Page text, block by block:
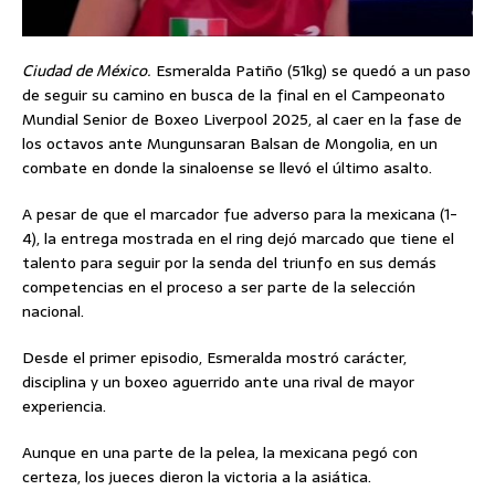
Ciudad de México. Esmeralda Patiño (51kg) se quedó a un paso
de seguir su camino en busca de la final en el Campeonato
Mundial Senior de Boxeo Liverpool 2025, al caer en la fase de
los octavos ante Mungunsaran Balsan de Mongolia, en un
combate en donde la sinaloense se llevó el último asalto.
A pesar de que el marcador fue adverso para la mexicana (1-
4), la entrega mostrada en el ring dejó marcado que tiene el
talento para seguir por la senda del triunfo en sus demás
competencias en el proceso a ser parte de la selección
nacional.
Desde el primer episodio, Esmeralda mostró carácter,
disciplina y un boxeo aguerrido ante una rival de mayor
experiencia.
Aunque en una parte de la pelea, la mexicana pegó con
certeza, los jueces dieron la victoria a la asiática.